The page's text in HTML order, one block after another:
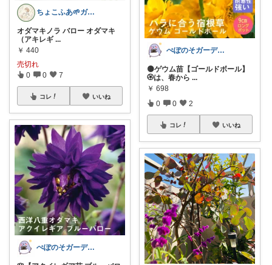
ちょこふあ🌱ガーデニング雑貨🪷花🍃
オダマキノラ バロー オダマキ
（アキレギ ...
￥ 440
売切れ
0 0 7
コレ いいね
ぺぽのそガーデン(●´ω｀●)
ぺぽのそガーデン(●´ω｀●)
🟡ゲウム苗【ゴールドボール】
🏵️は、春から ...
￥ 698
0 0 2
コレ いいね